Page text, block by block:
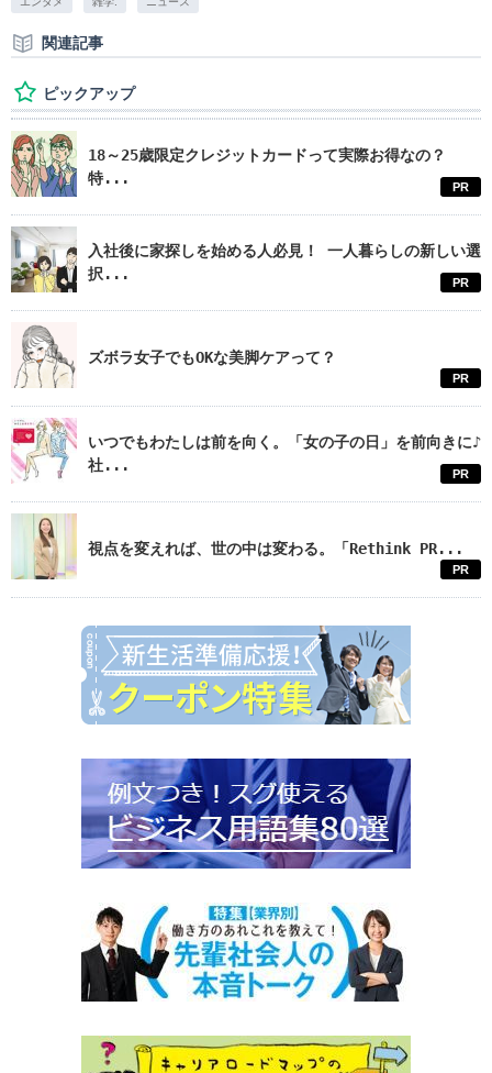
関連記事
ピックアップ
18～25歳限定クレジットカードって実際お得なの？
特...
PR
入社後に家探しを始める人必見！ 一人暮らしの新しい選
択...
PR
ズボラ女子でもOKな美脚ケアって？
PR
いつでもわたしは前を向く。「女の子の日」を前向きに♪
社...
PR
視点を変えれば、世の中は変わる。「Rethink PR...
PR